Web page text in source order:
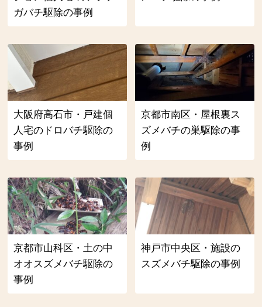
ガバチ駆除の事例
大阪府高石市・戸建個
人宅のドロバチ駆除の
事例
京都市南区・屋根裏ス
ズメバチの巣駆除の事
例
京都市山科区・土の中
オオスズメバチ駆除の
事例
神戸市中央区・施設の
スズメバチ駆除の事例